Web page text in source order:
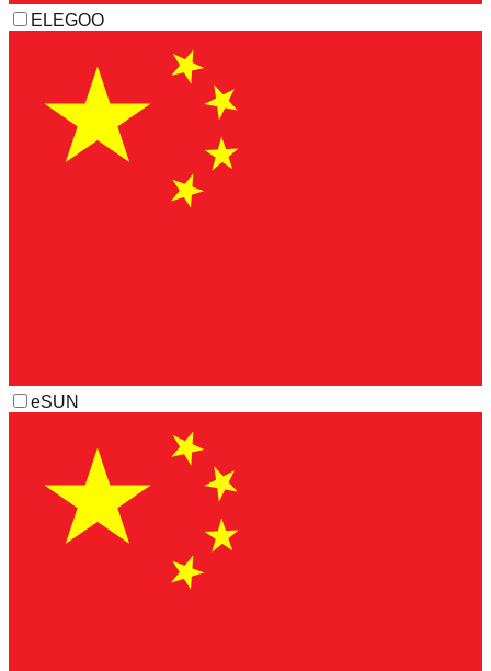
ELEGOO
eSUN